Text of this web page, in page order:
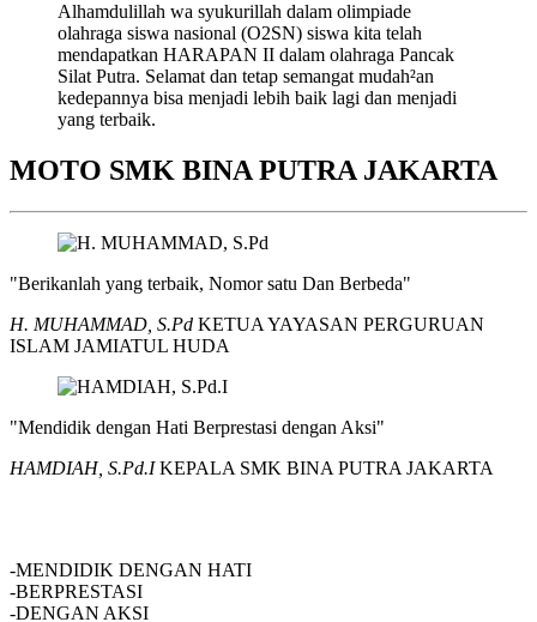
Alhamdulillah wa syukurillah dalam olimpiade
olahraga siswa nasional (O2SN) siswa kita telah
mendapatkan HARAPAN II dalam olahraga Pancak
Silat Putra. Selamat dan tetap semangat mudah²an
kedepannya bisa menjadi lebih baik lagi dan menjadi
yang terbaik.
MOTO SMK BINA PUTRA JAKARTA
"Berikanlah yang terbaik, Nomor satu Dan Berbeda"
H. MUHAMMAD, S.Pd KETUA YAYASAN PERGURUAN
ISLAM JAMIATUL HUDA
"Mendidik dengan Hati Berprestasi dengan Aksi"
HAMDIAH, S.Pd.IKEPALA SMK BINA PUTRA JAKARTA
-MENDIDIK DENGAN HATI
-BERPRESTASI
-DENGAN AKSI